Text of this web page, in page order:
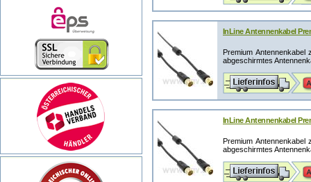
InLine Antennenkabel
Premium
abgeschirmtes
InLine Antennenkabel
Premium Antennenkabel
abgeschirmtes